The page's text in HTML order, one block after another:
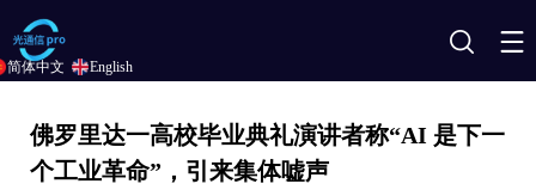
搜
佛罗里达一高校毕业典礼演讲者称“AI 是下一
个工业革命”，引来集体嘘声
简体中文 English